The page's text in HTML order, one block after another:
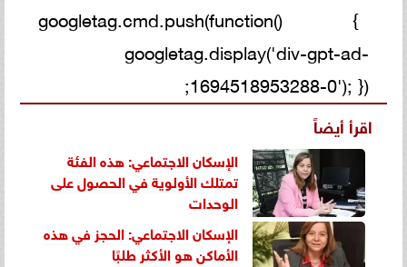
googletag.cmd.push(function() {
googletag.display('div-gpt-ad-
1694518953288-0'); });
اقرأ أيضاً
الإسكان الاجتماعي: هذه الفئة
تمتلك الأولوية في الحصول على
الوحدات
الإسكان الاجتماعي: الحجز في هذه
الأماكن هو الأكثر طلبًا